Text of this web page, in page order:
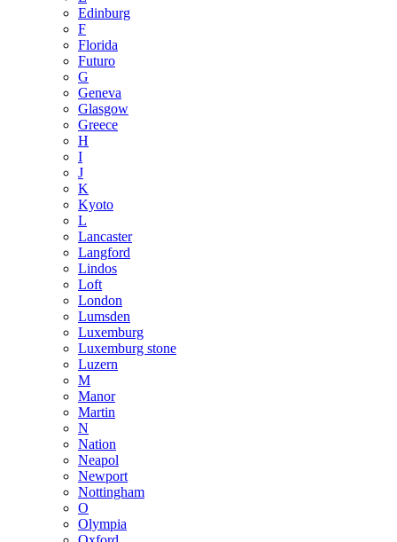
Edinburg
F
Florida
Futuro
G
Geneva
Glasgow
Greece
H
I
J
K
Kyoto
L
Lancaster
Langford
Lindos
Loft
London
Lumsden
Luxemburg
Luxemburg stone
Luzern
M
Manor
Martin
N
Nation
Neapol
Newport
Nottingham
O
Olympia